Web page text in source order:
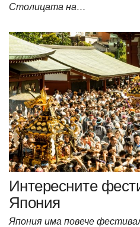
Столицата на…
Интересните
Япония
Япония има повече